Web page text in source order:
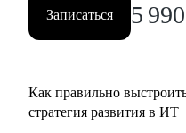
Записаться 5 990
Как правильно
стратегия развития в ИТ